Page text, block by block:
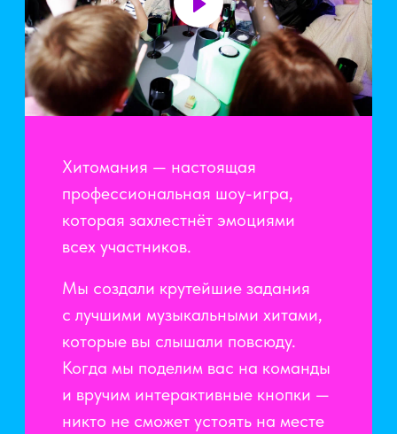
и диджей погрузят вас
в атмосферу ТВ-шоу с любимой
музыкой, неоном и софитами
МОМЕНТЫ,
КОТОРЫЕ
ХОЧЕТСЯ
ПОСТАВИТЬ
НА РЕПИТ